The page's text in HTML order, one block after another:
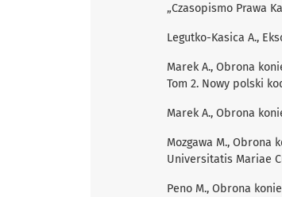
„Czasopismo Prawa
Legutko-Kasica A.,
Marek A., Obrona
Tom 2. Nowy polski
Marek A., Obrona
Mozgawa M., Obrona
Universitatis Mariae
Peno M., Obrona